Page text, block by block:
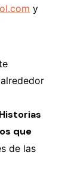
y
Historias
que
de las